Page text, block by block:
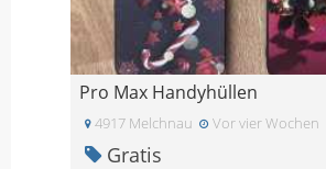
Pro Max Handyhüllen
4917 Melchnau Vor vier Wochen
Gratis